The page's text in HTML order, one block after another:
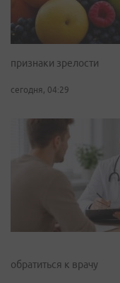
признаки зрелости
сегодня, 04:29
обратиться к врачу